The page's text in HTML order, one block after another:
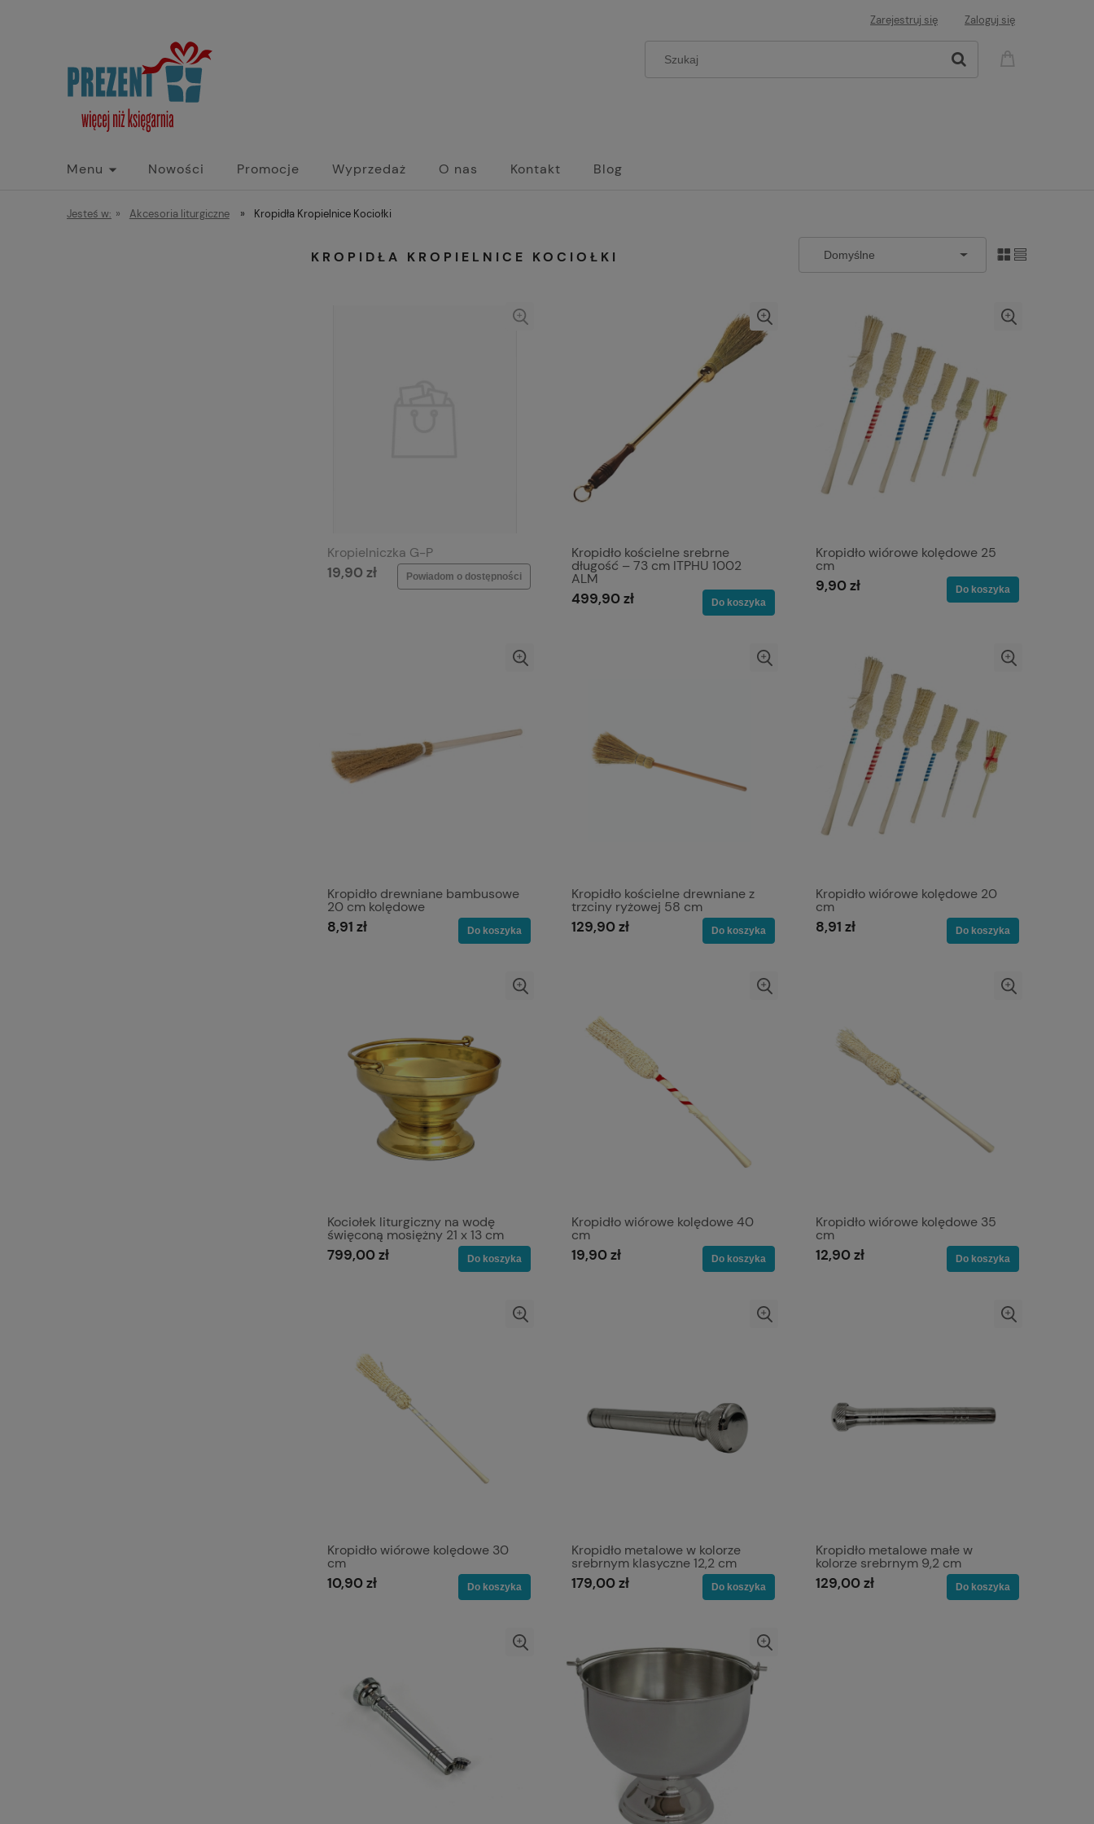
Zarejestruj się Zaloguj się
Menu Nowości Promocje Wyprzedaż O nas Kontakt Blog
Jesteś w: » Akcesoria liturgiczne » Kropidła Kropielnice Kociołki
KROPIDŁA KROPIELNICE KOCIOŁKI
Kropielniczka G-P
19,90 zł Powiadom o dostępności
Kropidło kościelne srebrne
długość – 73 cm ITPHU 1002
ALM
499,90 zł Do koszyka
Kropidło wiórowe kolędowe 25
cm
9,90 zł Do koszyka
Kropidło drewniane bambusowe
20 cm kolędowe
8,91 zł Do koszyka
Kropidło kościelne drewniane z
trzciny ryżowej 58 cm
129,90 zł Do koszyka
Kropidło wiórowe kolędowe 20
cm
8,91 zł Do koszyka
Kociołek liturgiczny na wodę
święconą mosiężny 21 x 13 cm
799,00 zł Do koszyka
Kropidło wiórowe kolędowe 40
cm
19,90 zł Do koszyka
Kropidło wiórowe kolędowe 35
cm
12,90 zł Do koszyka
Kropidło wiórowe kolędowe 30
cm
10,90 zł Do koszyka
Kropidło metalowe w kolorze
srebrnym klasyczne 12,2 cm
179,00 zł Do koszyka
Kropidło metalowe małe w
kolorze srebrnym 9,2 cm
129,00 zł Do koszyka